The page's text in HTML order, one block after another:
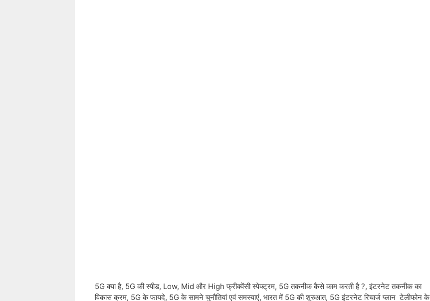
5G क्या है, 5G की स्पीड, Low, Mid और High फ्रीक्वेंसी स्पेक्ट्रम, 5G तकनीक कैसे काम करती है ?, इंटरनेट तकनीक का
विकास क्रम, 5G के फायदे, 5G के सामने चुनौतियां एवं समस्याएं, भारत में 5G की शुरुआत, 5G इंटरनेट रिचार्ज प्लान टेलीफोन के